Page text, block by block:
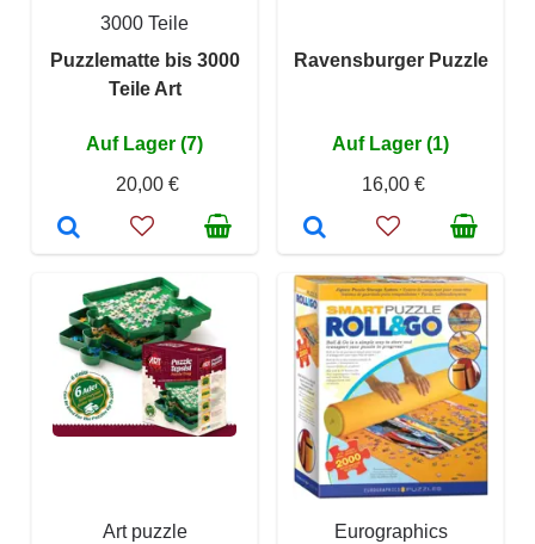
3000 Teile
Puzzlematte bis 3000
Teile Art
Auf Lager (7)
20,00 €
Ravensburger Puzzle
Auf Lager (1)
16,00 €
Art puzzle
Eurographics